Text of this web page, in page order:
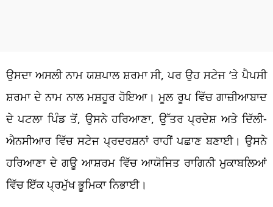
ਉਸਦਾ ਅਸਲੀ ਨਾਮ ਯਸ਼ਪਾਲ ਸ਼ਰਮਾ ਸੀ, ਪਰ ਉਹ ਸਟੇਜ ‘ਤੇ ਪੈਪਸੀ
ਸ਼ਰਮਾ ਦੇ ਨਾਮ ਨਾਲ ਮਸ਼ਹੂਰ ਹੋਇਆ। ਮੂਲ ਰੂਪ ਵਿੱਚ ਗਾਜ਼ੀਆਬਾਦ
ਦੇ ਪਟਲਾ ਪਿੰਡ ਤੋਂ, ਉਸਨੇ ਹਰਿਆਣਾ, ਉੱਤਰ ਪ੍ਰਦੇਸ਼ ਅਤੇ ਦਿੱਲੀ-
ਐਨਸੀਆਰ ਵਿੱਚ ਸਟੇਜ ਪ੍ਰਦਰਸ਼ਨਾਂ ਰਾਹੀਂ ਪਛਾਣ ਬਣਾਈ। ਉਸਨੇ
ਹਰਿਆਣਾ ਦੇ ਗਊ ਆਸ਼ਰਮ ਵਿੱਚ ਆਯੋਜਿਤ ਰਾਗਿਨੀ ਮੁਕਾਬਲਿਆਂ
ਵਿੱਚ ਇੱਕ ਪ੍ਰਮੁੱਖ ਭੂਮਿਕਾ ਨਿਭਾਈ।